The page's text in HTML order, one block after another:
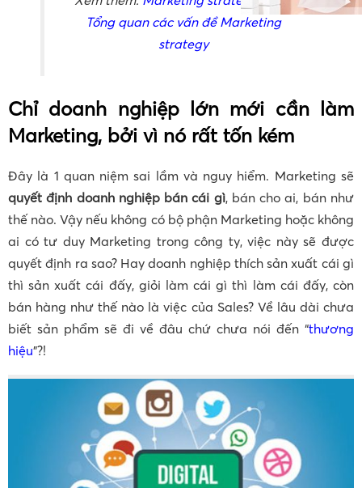
Tổng quan các vấn đề Marketing
strategy
Chỉ doanh nghiệp lớn mới cần làm
Marketing, bởi vì nó rất tốn kém
Đây là 1 quan niệm sai lầm và nguy hiểm. Marketing sẽ
quyết định doanh nghiệp bán cái gì, bán cho ai, bán như
thế nào. Vậy nếu không có bộ phận Marketing hoặc không
ai có tư duy Marketing trong công ty, việc này sẽ được
quyết định ra sao? Hay doanh nghiệp thích sản xuất cái gì
thì sản xuất cái đấy, giỏi làm cái gì thì làm cái đấy, còn
bán hàng như thế nào là việc của Sales? Về lâu dài chưa
biết sản phẩm sẽ đi về đâu chứ chưa nói đến “thương
hiệu”?!